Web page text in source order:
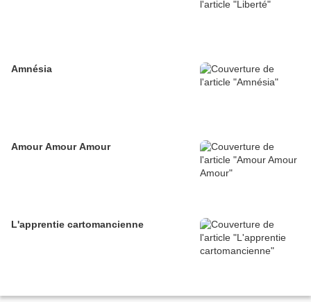
Amnésia
Amour Amour Amour
L'apprentie cartomancienne